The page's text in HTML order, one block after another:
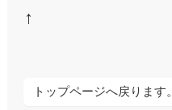
↑
トップページへ戻ります。